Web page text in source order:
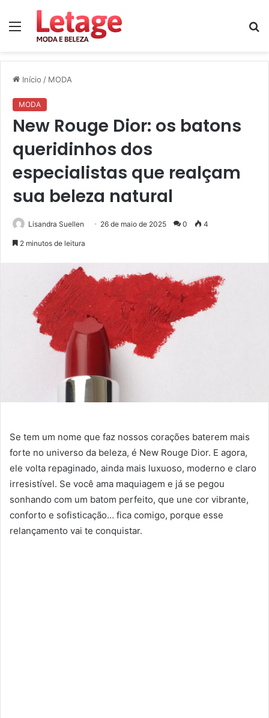
Menu
Início / MODA
MODA
New Rouge Dior: os batons
queridinhos dos
especialistas que realçam
sua beleza natural
Lisandra Suellen 26 de maio de 2025 0 4
2 minutos de leitura
Se tem um nome que faz nossos corações baterem mais
forte no universo da beleza, é New Rouge Dior. E agora,
ele volta repaginado, ainda mais luxuoso, moderno e claro
irresistível. Se você ama maquiagem e já se pegou
sonhando com um batom perfeito, que une cor vibrante,
conforto e sofisticação… fica comigo, porque esse
relançamento vai te conquistar.